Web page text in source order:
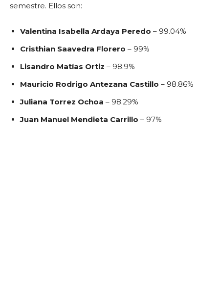
semestre. Ellos son:
Valentina Isabella Ardaya Peredo – 99.04%
Cristhian Saavedra Florero – 99%
Lisandro Matías Ortiz – 98.9%
Mauricio Rodrigo Antezana Castillo – 98.86%
Juliana Torrez Ochoa – 98.29%
Juan Manuel Mendieta Carrillo – 97%